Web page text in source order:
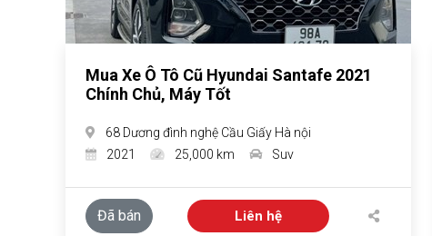
Mua Xe Ô Tô Cũ Hyundai Santafe 2021
Chính Chủ, Máy Tốt
68 Dương đình nghệ Cầu Giấy Hà nội
2021
25,000 km Suv
Đã bán Liên hệ